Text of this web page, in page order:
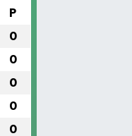
P
0
0
0
0
0